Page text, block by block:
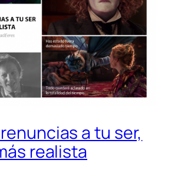
a tu ser,
realista